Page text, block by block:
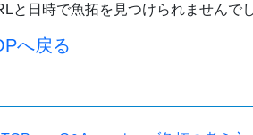
と日時で魚拓を見つけられませんでし
へ戻る